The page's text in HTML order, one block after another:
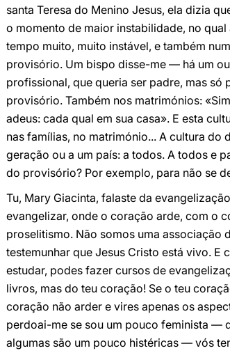
santa Teresa do Menino Jesus, ela dizia
o momento de maior instabilidade, no
tempo muito, muito instável, e também
provisório. Um bispo disse-me — há um
profissional, que queria ser padre, mas só
provisório. Também nos matrimónios:
adeus: cada qual em sua casa». E esta
nas famílias, no matrimónio... A cultura do
geração ou a um país: a todos. A todos e
do provisório? Por exemplo, para não se
Tu, Mary Giacinta, falaste da
evangelizar, onde o coração arde, com o
proselitismo. Não somos uma associação
testemunhar que Jesus Cristo está vivo. E
estudar, podes fazer cursos de
livros, mas do teu coração! Se o teu
coração não arder e vires apenas os
perdoai-me se sou um pouco feminista —
algumas são um pouco histéricas — vós